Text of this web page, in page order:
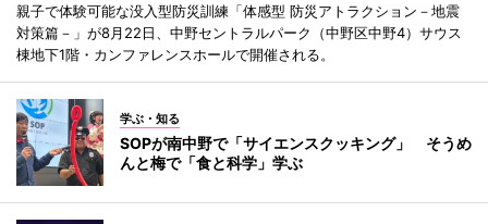
親子で体験可能な没入型防災訓練「体感型 防災アトラクション－地震
対策篇－」が8月22日、中野セントラルパーク（中野区中野4）サウス
棟地下1階・カンファレンスホールで開催される。
学ぶ・知る
SOPが南中野で「サイエンスクッキング」 そうめ
んと梅で「食と科学」学ぶ